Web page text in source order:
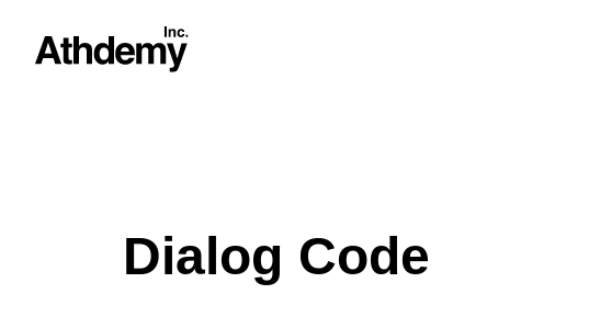
Dialog Code